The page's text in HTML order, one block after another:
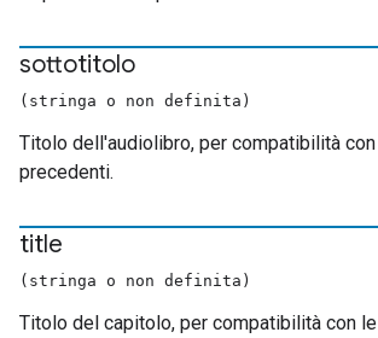
sottotitolo
(stringa o non definita)
Titolo dell'audiolibro, per compatibilità
precedenti.
title
(stringa o non definita)
Titolo del capitolo, per compatibilità con